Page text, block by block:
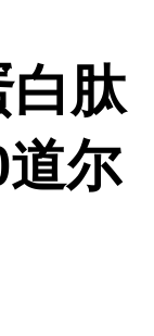
白肽
尔